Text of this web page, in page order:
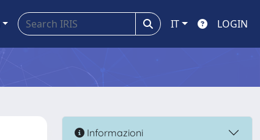
IT LOGIN
Informazioni